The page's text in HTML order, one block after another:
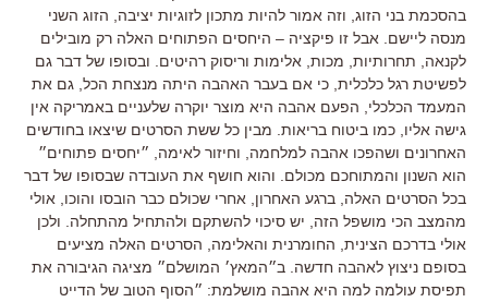
בהסכמת בני הזוג וזה אמור להיות מתכון לזוגיות יציבה
הזוג השני
מנסה ליישם
אבל זו פיקציה – היחסים הפתוחים האלה רק מובילים
לקנאה
תחרותיות מכות אלימות וריסוק רהיטים
ובסופו של דבר גם
לפשיטת רגל כלכלית כי אם בעבר האהבה היתה מנצחת הכל גם את
המעמד הכלכלי
הפעם אהבה היא מוצר יוקרה שלעניים באמריקה אין
גישה אליו כמו ביטוח בריאות מבין כל ששת הסרטים שיצאו בחודשים
האחרונים ושהפכו אהבה למלחמה
וחיזור לאימה
״יחסים פתוחים״
הוא השנון והמתוחכם מכולם
והוא חושף את העובדה שבסופו של דבר
בכל הסרטים האלה ברגע האחרון אחרי שכולם כבר הובסו והוכו
אולי
מהמצב הכי מושפל הזה
יש סיכוי להשתקם ולהתחיל מהתחלה
ולכן
אולי בדרכם הצינית החומרנית והאלימה
הסרטים האלה מציעים
בסופם ניצוץ לאהבה חדשה ב״המאץ׳ המושלם״ מציגה הגיבורה את
תפיסת עולמה למה היא אהבה מושלמת: ״הסוף הטוב של הדייט